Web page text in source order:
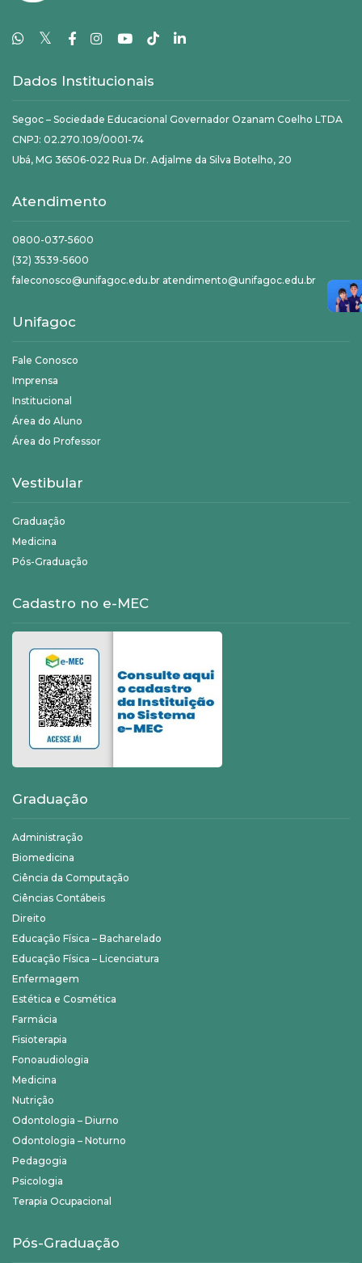
𝕏
Dados Institucionais
Segoc – Sociedade Educacional Governador Ozanam Coelho LTDA
CNPJ: 02.270.109/0001-74
Ubá, MG 36506-022 Rua Dr. Adjalme da Silva Botelho, 20
Atendimento
0800-037-5600
(32) 3539-5600
faleconosco@unifagoc.edu.br atendimento@unifagoc.edu.br
Unifagoc
Fale Conosco
Imprensa
Institucional
Área do Aluno
Área do Professor
Vestibular
Graduação
Medicina
Pós-Graduação
Cadastro no e-MEC
Graduação
Administração
Biomedicina
Ciência da Computação
Ciências Contábeis
Direito
Educação Física – Bacharelado
Educação Física – Licenciatura
Enfermagem
Estética e Cosmética
Farmácia
Fisioterapia
Fonoaudiologia
Medicina
Nutrição
Odontologia – Diurno
Odontologia – Noturno
Pedagogia
Psicologia
Terapia Ocupacional
Pós-Graduação